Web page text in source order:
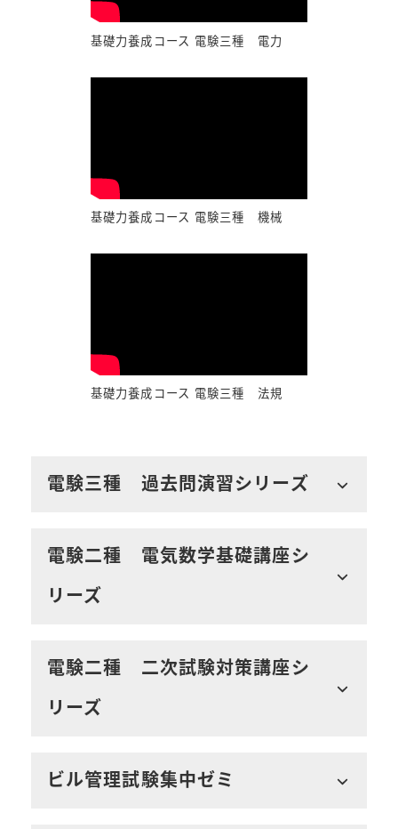
基礎力養成コース 電験三種 電力
基礎力養成コース 電験三種 機械
基礎力養成コース 電験三種 法規
電験三種 過去問演習シリーズ
電験二種 電気数学基礎講座シ
リーズ
電験二種 二次試験対策講座シ
リーズ
ビル管理試験集中ゼミ